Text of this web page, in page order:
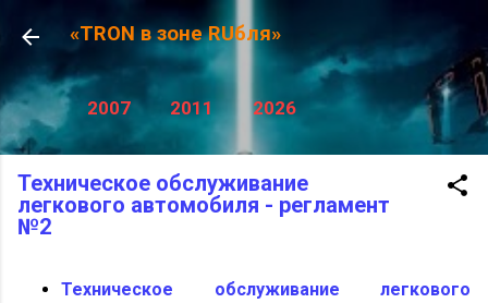
К основному контенту
«TRON в зоне RUбля»
2007 2011 2026
Техническое обслуживание
легкового автомобиля - регламент
№2
Техническое обслуживание легкового